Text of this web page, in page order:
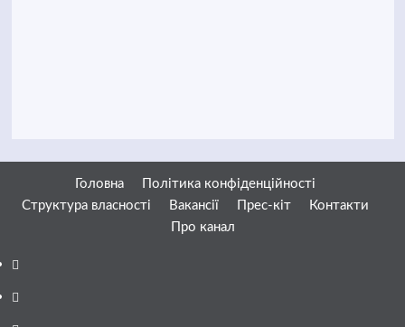
Головна
Політика конфіденційності
Структура власності
Вакансії Прес-кіт
Контакти
Про канал
Facebook
YouTube